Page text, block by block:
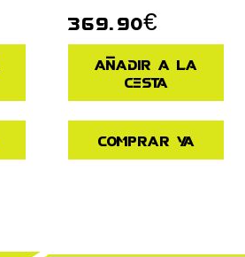
369.90€
Añadir a la
cesta
Comprar ya